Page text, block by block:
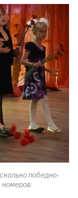
победно-
номеров